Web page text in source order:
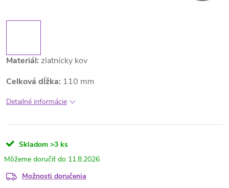
Materiál: zlatnícky kov
Celková dĺžka: 110 mm
Detailné informácie
Skladom >3 ks
11.8.2026
Možnosti doručenia